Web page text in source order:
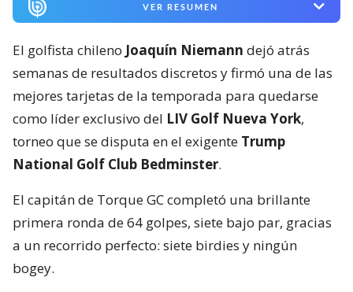
VER RESUMEN
El golfista chileno Joaquín Niemann dejó atrás
semanas de resultados discretos y firmó una de las
mejores tarjetas de la temporada para quedarse
como líder exclusivo del LIV Golf Nueva York,
torneo que se disputa en el exigente Trump
National Golf Club Bedminster.
El capitán de Torque GC completó una brillante
primera ronda de 64 golpes, siete bajo par, gracias
a un recorrido perfecto: siete birdies y ningún
bogey.